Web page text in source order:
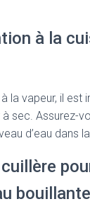
à la
la vapeur, il est
à sec. Assurez-
d’eau dans
bouillante